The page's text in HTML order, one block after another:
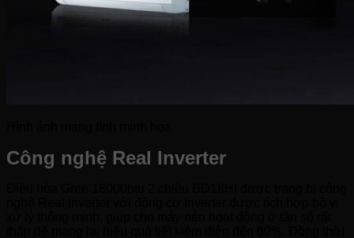
Công nghệ Real Inverter